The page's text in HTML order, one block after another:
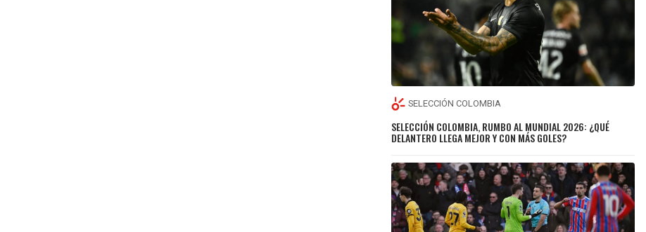
SELECCIÓN COLOMBIA
SELECCIÓN COLOMBIA, RUMBO AL MUNDIAL 2026: ¿QUÉ
DELANTERO LLEGA MEJOR Y CON MÁS GOLES?